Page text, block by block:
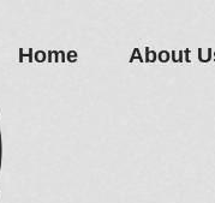
Home About